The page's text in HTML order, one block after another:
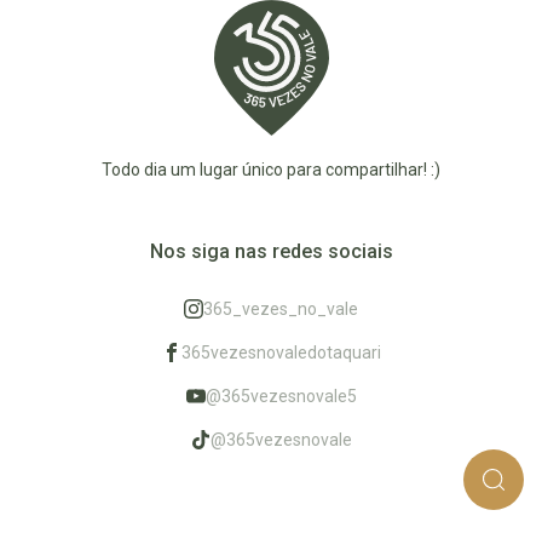
Todo dia um lugar único para compartilhar! :)
Nos siga nas redes sociais
365_vezes_no_vale
365vezesnovaledotaquari
@365vezesnovale5
@365vezesnovale